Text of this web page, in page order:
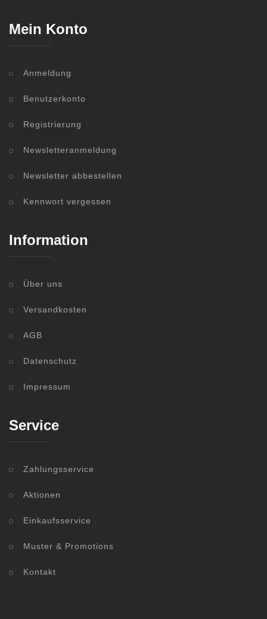
Mein Konto
Anmeldung
Benutzerkonto
Registrierung
Newsletteranmeldung
Newsletter abbestellen
Kennwort vergessen
Information
Über uns
Versandkosten
AGB
Datenschutz
Impressum
Service
Zahlungsservice
Aktionen
Einkaufsservice
Muster & Promotions
Kontakt